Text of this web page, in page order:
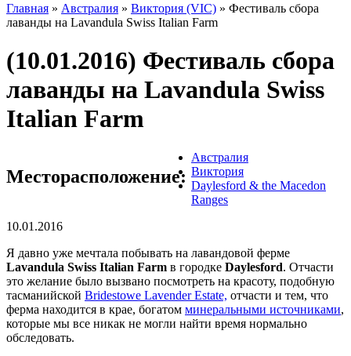
Вы здесь
Главная » Австралия » Виктория (VIC) » Фестиваль сбора
лаванды на Lavandula Swiss Italian Farm
(10.01.2016) Фестиваль сбора
лаванды на Lavandula Swiss
Italian Farm
Месторасположение:
Австралия
Виктория
Daylesford & the Macedon
Ranges
10.01.2016
Я давно уже мечтала побывать на лавандовой ферме
Lavandula Swiss Italian Farm в городке Daylesford. Отчасти
это желание было вызвано посмотреть на красоту, подобную
тасманийской Bridestowe Lavender Estate, отчасти и тем, что
ферма находится в крае, богатом минеральными источниками,
которые мы все никак не могли найти время нормально
обследовать.